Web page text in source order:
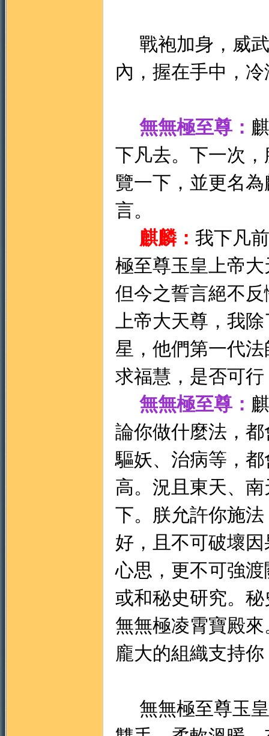
戰袍加身，威武
內，握在手中，
無無極至尊：
下凡去。下一次
覽一下，並更名
言。
麒麟： 我下凡
極至尊玉皇上帝
但今之誓言絕不
上帝大天尊，我
星，他們第一代
求福慧，是否可行
無無極至尊：
論你做什麼法，
驅妖、治病等，
高。況且東天、
下。朕允許你施
好，且不可破壞
心思，更不可強渡
或和秘史研究。
無無極凌霄寶殿
龐大的組織支持你
無無極至尊玉皇